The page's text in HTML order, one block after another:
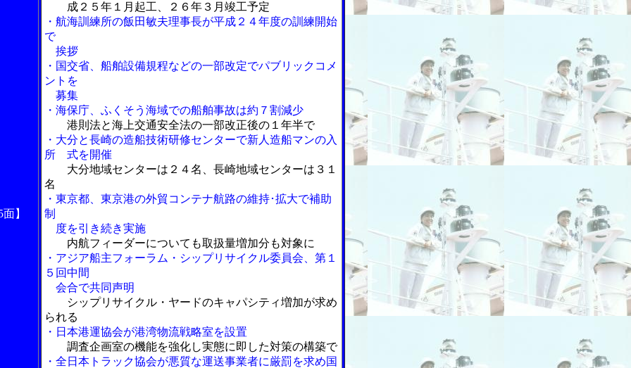
】
成２５年１月起工、２６年３月竣工予定
・航海訓練所の飯田敏夫理事長が平成２４年度の訓練開始
で
挨拶
・国交省、船舶設備規程などの一部改定でパブリックコメ
ントを
募集
・海保庁、ふくそう海域での船舶事故は約７割減少
港則法と海上交通安全法の一部改正後の１年半で
・大分と長崎の造船技術研修センターで新人造船マンの入
所 式を開催
大分地域センターは２４名、長崎地域センターは３１
名
・東京都、東京港の外貿コンテナ航路の維持･拡大で補助
制
度を引き続き実施
内航フィーダーについても取扱量増加分も対象に
・アジア船主フォーラム・シップリサイクル委員会、第１
５回中間
会合で共同声明
シップリサイクル・ヤードのキャパシティ増加が求め
られる
・日本港運協会が港湾物流戦略室を設置
調査企画室の機能を強化し実態に即した対策の構築で
・全日本トラック協会が悪質な運送事業者に厳罰を求め国